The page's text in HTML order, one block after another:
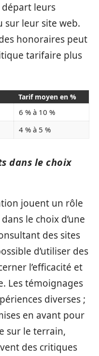
départ leurs
sur leur site web.
honoraires peut
tarifaire plus
Tarif moyen en %
6 % à 10 %
4 % à 5 %
dans le choix
jouent un rôle
le choix d’une
des sites
d’utiliser des
l’efficacité et
Les témoignages
diverses ;
en avant pour
sur le terrain,
des critiques